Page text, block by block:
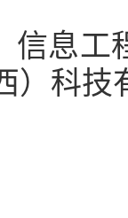
信息工
）科技